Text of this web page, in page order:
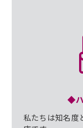
◆
私たちは知名度